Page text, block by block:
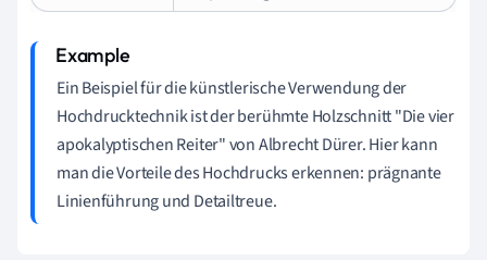
Ein Beispiel für die künstlerische Verwendung der
Hochdrucktechnik ist der berühmte Holzschnitt "Die vier
apokalyptischen Reiter" von Albrecht Dürer. Hier kann
man die Vorteile des Hochdrucks erkennen: prägnante
Linienführung und Detailtreue.